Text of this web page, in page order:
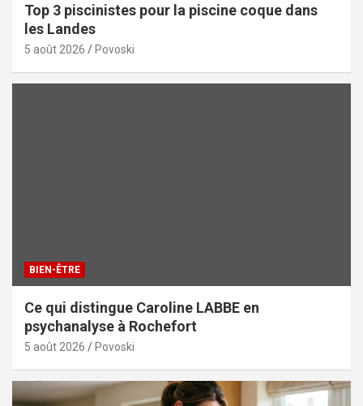
Top 3 piscinistes pour la piscine coque dans
les Landes
5 août 2026 Povoski
BIEN-ÊTRE
Ce qui distingue Caroline LABBE en
psychanalyse à Rochefort
5 août 2026 Povoski